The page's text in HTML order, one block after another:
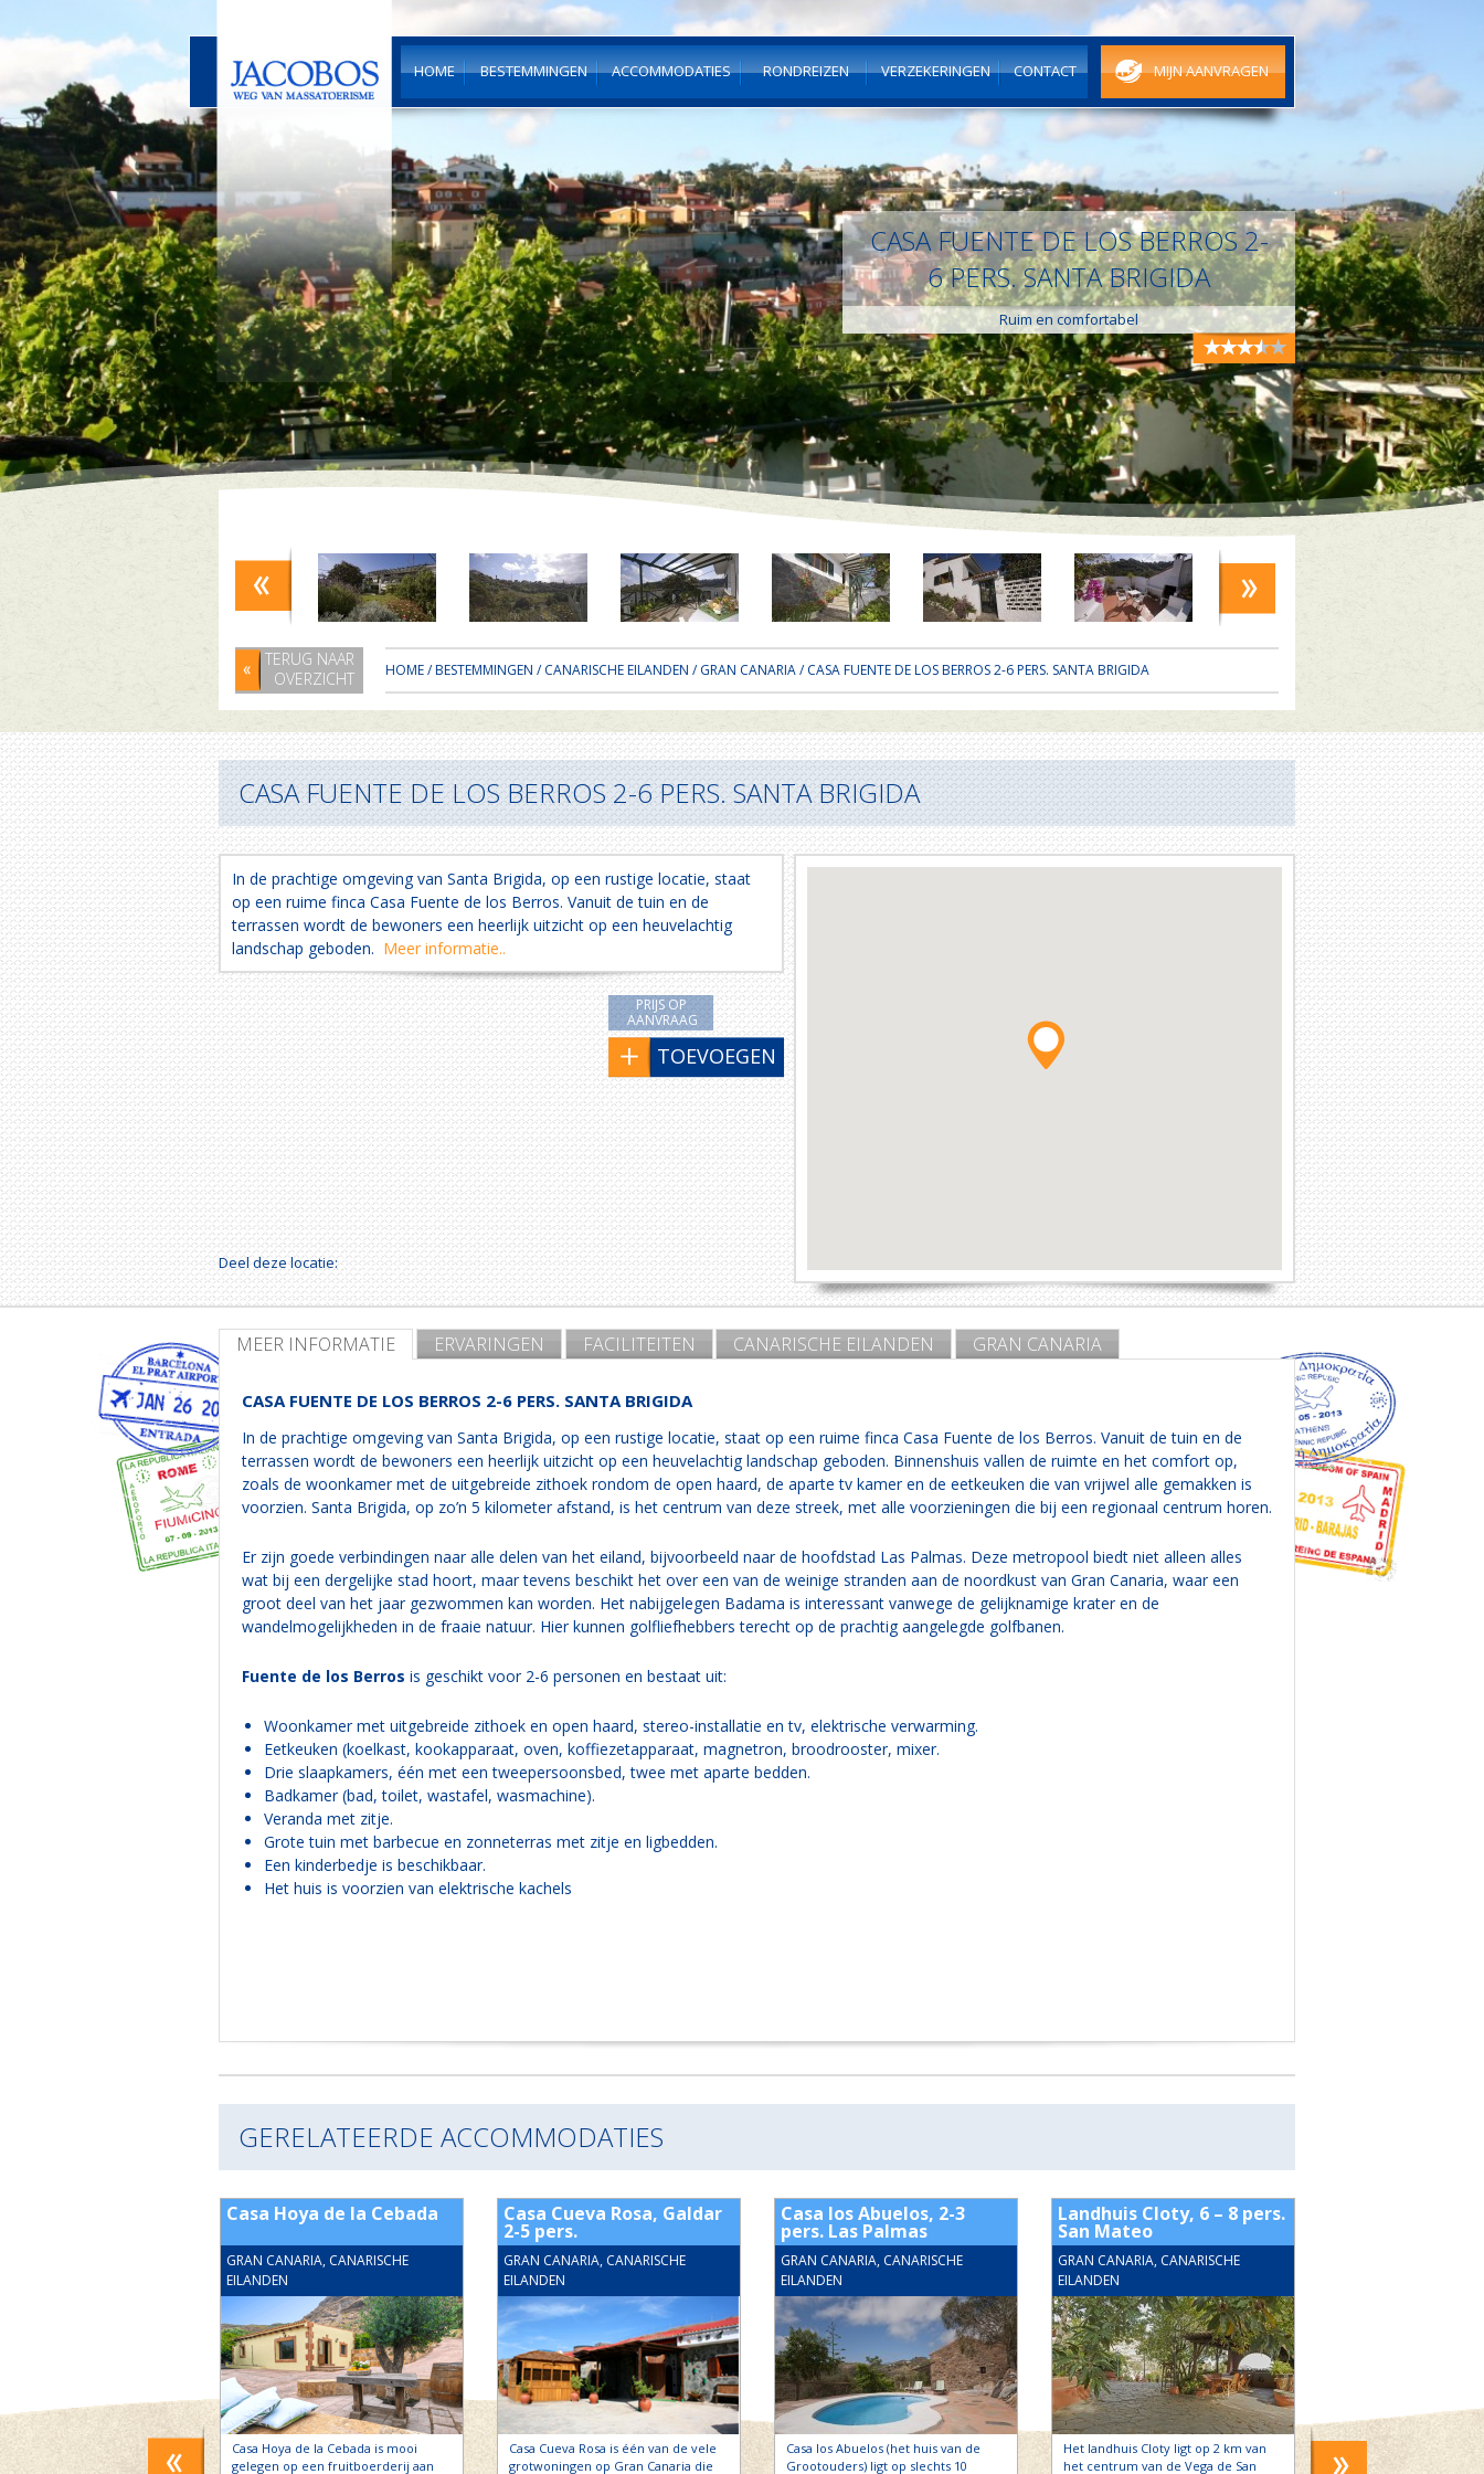
HOME BESTEMMINGEN ACCOMMODATIES RONDREIZEN VERZEKERINGEN CONTACT MIJN AANVRAGEN
CASA FUENTE DE LOS BERROS 2-
6 PERS. SANTA BRIGIDA
Ruim en comfortabel
TERUG NAAR
OVERZICHT
HOME/BESTEMMINGEN /CANARISCHE EILANDEN /GRAN CANARIA/ CASA FUENTE DE LOS BERROS 2-6 PERS. SANTA BRIGIDA
CASA FUENTE DE LOS BERROS 2-6 PERS. SANTA BRIGIDA
In de prachtige omgeving van Santa Brigida, op een rustige locatie, staat
op een ruime finca Casa Fuente de los Berros. Vanuit de tuin en de
terrassen wordt de bewoners een heerlijk uitzicht op een heuvelachtig
landschap geboden. Meer informatie..
PRIJS OP
AANVRAAG
TOEVOEGEN
Deel deze locatie:
MEER INFORMATIE ERVARINGEN FACILITEITEN CANARISCHE EILANDEN GRAN CANARIA
CASA FUENTE DE LOS BERROS 2-6 PERS. SANTA BRIGIDA
In de prachtige omgeving van Santa Brigida, op een rustige locatie, staat op een ruime finca Casa Fuente de los Berros. Vanuit de tuin en de
terrassen wordt de bewoners een heerlijk uitzicht op een heuvelachtig landschap geboden. Binnenshuis vallen de ruimte en het comfort op,
zoals de woonkamer met de uitgebreide zithoek rondom de open haard, de aparte tv kamer en de eetkeuken die van vrijwel alle gemakken is
voorzien. Santa Brigida, op zo’n 5 kilometer afstand, is het centrum van deze streek, met alle voorzieningen die bij een regionaal centrum horen.
Er zijn goede verbindingen naar alle delen van het eiland, bijvoorbeeld naar de hoofdstad Las Palmas. Deze metropool biedt niet alleen alles
wat bij een dergelijke stad hoort, maar tevens beschikt het over een van de weinige stranden aan de noordkust van Gran Canaria, waar een
groot deel van het jaar gezwommen kan worden. Het nabijgelegen Badama is interessant vanwege de gelijknamige krater en de
wandelmogelijkheden in de fraaie natuur. Hier kunnen golfliefhebbers terecht op de prachtig aangelegde golfbanen.
Fuente de los Berros is geschikt voor 2-6 personen en bestaat uit:
Woonkamer met uitgebreide zithoek en open haard, stereo-installatie en tv, elektrische verwarming.
Eetkeuken (koelkast, kookapparaat, oven, koffiezetapparaat, magnetron, broodrooster, mixer.
Drie slaapkamers, één met een tweepersoonsbed, twee met aparte bedden.
Badkamer (bad, toilet, wastafel, wasmachine).
Veranda met zitje.
Grote tuin met barbecue en zonneterras met zitje en ligbedden.
Een kinderbedje is beschikbaar.
Het huis is voorzien van elektrische kachels
GERELATEERDE ACCOMMODATIES
1 kilometer van Santa Lucia
Tirajana Vallei ligt het
Casa Hoya de la Cebada
GRAN CANARIA, CANARISCHE
EILANDEN
Casa Hoya de la Cebada is mooi
gelegen op een fruitboerderij aan
Casa Cueva Rosa, Galdar
2-5 pers.
GRAN CANARIA, CANARISCHE
EILANDEN
Casa Cueva Rosa is één van de vele
grotwoningen op Gran Canaria die
Casa los Abuelos, 2-3
pers. Las Palmas
GRAN CANARIA, CANARISCHE
EILANDEN
Casa los Abuelos (het huis van de
Grootouders) ligt op slechts 10
Landhuis Cloty, 6 – 8 pers.
San Mateo
GRAN CANARIA, CANARISCHE
EILANDEN
Het landhuis Cloty ligt op 2 km van
het centrum van de Vega de San
Casa El Junquillo is een
landhuis uit de 18de